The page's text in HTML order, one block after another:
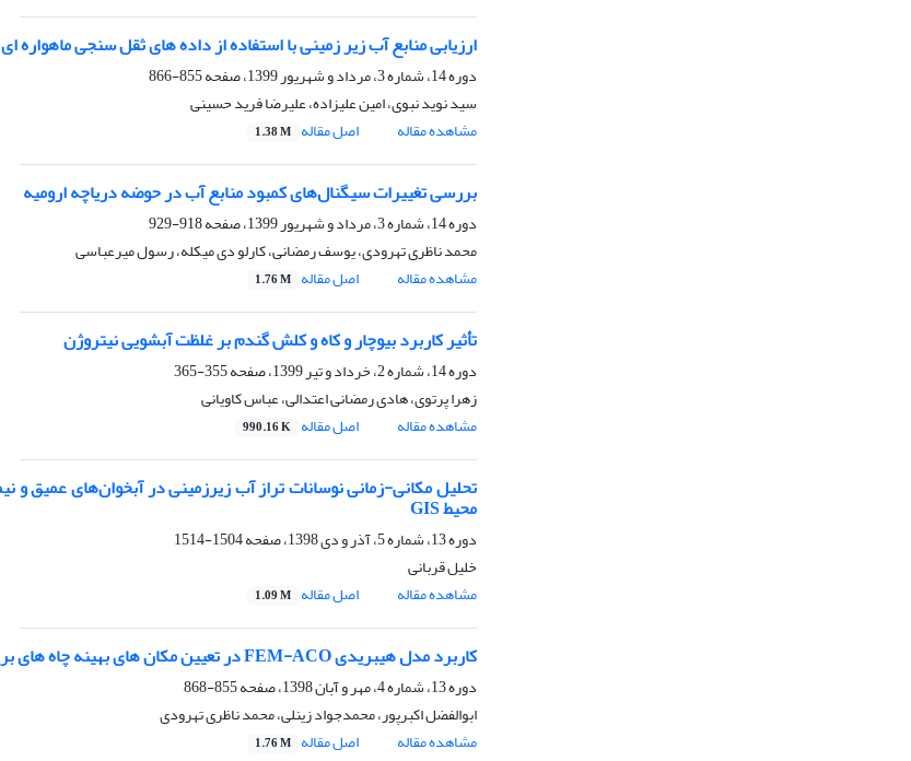
ارزیابی منابع آب زیر زمینی با استفاده از داده های ثقل سنجی ماهواره ای GRACE (مطالعه موردی: خراسان رضوی)
دوره 14، شماره 3، مرداد و شهریور 1399، صفحه
855-866
سید نوید نبوی، امین علیزاده، علیرضا فرید حسینی
مشاهده مقاله
اصل مقاله 1.38 M
بررسی تغییرات سیگنال‌های کمبود منابع آب در حوضه دریاچه ارومیه
دوره 14، شماره 3، مرداد و شهریور 1399، صفحه
918-929
محمد ناظری تهرودی، یوسف رمضانی، کارلو دی میکله، رسول میرعباسی
مشاهده مقاله
اصل مقاله 1.76 M
تأثیر کاربرد بیوچار و کاه و کلش گندم بر غلظت آبشویی نیتروژن
دوره 14، شماره 2، خرداد و تیر 1399، صفحه
355-365
زهرا پرتوی، هادی رمضانی اعتدالی، عباس کاویانی
مشاهده مقاله
اصل مقاله 990.16 K
محیط GIS
دوره 13، شماره 5، آذر و دی 1398، صفحه
1504-1514
خلیل قربانی
مشاهده مقاله
اصل مقاله 1.09 M
کاربرد مدل هیبریدی FEM-ACO در تعیین مکان های بهینه چاه های برداشت
دوره 13، شماره 4، مهر و آبان 1398، صفحه
855-868
ابوالفضل اکبرپور، محمدجواد زینلی، محمد ناظری تهرودی
مشاهده مقاله
اصل مقاله 1.76 M